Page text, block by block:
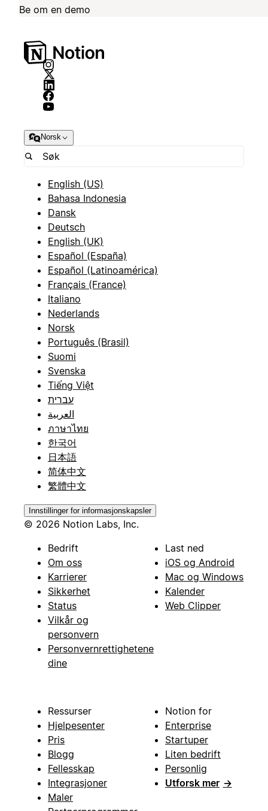
Be om en demo
Norsk
English (US)
Bahasa Indonesia
Dansk
Deutsch
English (UK)
Español (España)
Español (Latinoamérica)
Français (France)
Italiano
Nederlands
Norsk
Português (Brasil)
Suomi
Svenska
Tiếng Việt
עברית
العربية
ภาษาไทย
한국어
日本語
简体中文
繁體中文
Innstillinger for informasjonskapsler
© 2026 Notion Labs, Inc.
Bedrift
Om oss
Karrierer
Sikkerhet
Status
Vilkår og
personvern
Personvernrettighetene
dine
Last ned
iOS og Android
Mac og Windows
Kalender
Web Clipper
Ressurser
Hjelpesenter
Pris
Blogg
Fellesskap
Integrasjoner
Maler
Notion for
Enterprise
Startuper
Liten bedrift
Personlig
Utforsk mer →